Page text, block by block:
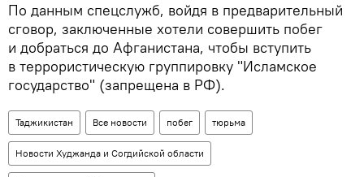
По данным спецслужб, войдя в предварительный
сговор, заключенные хотели совершить побег
и добраться до Афганистана, чтобы вступить
в террористическую группировку "Исламское
государство" (запрещена в РФ).
Таджикистан Все новости побег тюрьма
Новости Худжанда и Согдийской области